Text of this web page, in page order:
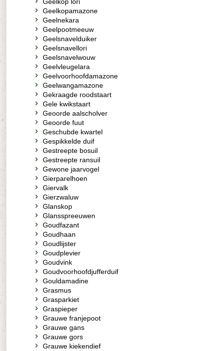
Geelkopamazone
Geelnekara
Geelpootmeeuw
Geelsnavelduiker
Geelsnavellori
Geelsnavelwouw
Geelvleugelara
Geelvoorhoofdamazone
Geelwangamazone
Gekraagde roodstaart
Gele kwikstaart
Geoorde aalscholver
Geoorde fuut
Geschubde kwartel
Gespikkelde duif
Gestreepte bosuil
Gestreepte ransuil
Gewone jaarvogel
Gierparelhoen
Giervalk
Gierzwaluw
Glanskop
Glansspreeuwen
Goudfazant
Goudhaan
Goudlijster
Goudplevier
Goudvink
Goudvoorhoofdjufferduif
Gouldamadine
Grasmus
Grasparkiet
Graspieper
Grauwe franjepoot
Grauwe gans
Grauwe gors
Grauwe kiekendief